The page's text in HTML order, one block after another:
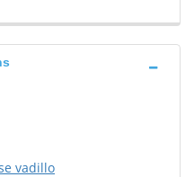
vadillo